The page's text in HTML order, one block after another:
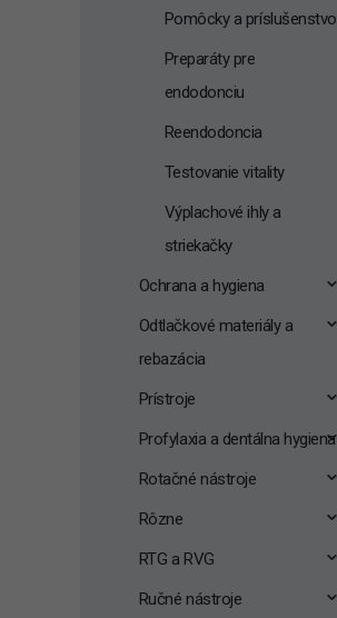
Pomôcky a príslušenstvo
Preparáty pre
endodonciu
Reendodoncia
Testovanie vitality
Výplachové ihly a
striekačky
Ochrana a hygiena
Odtlačkové materiály a
rebazácia
Prístroje
Profylaxia a dentálna hygiena
Rotačné nástroje
Rôzne
RTG a RVG
Ručné nástroje